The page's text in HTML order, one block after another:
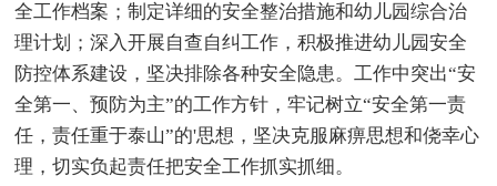
全工作档案；制定详细的安全整治措施和幼儿园综合治
理计划；深入开展自查自纠工作，积极推进幼儿园安全
防控体系建设，坚决排除各种安全隐患。工作中突出“安
全第一、预防为主”的工作方针，牢记树立“安全第一责
任，责任重于泰山”的'思想，坚决克服麻痹思想和侥幸心
理，切实负起责任把安全工作抓实抓细。